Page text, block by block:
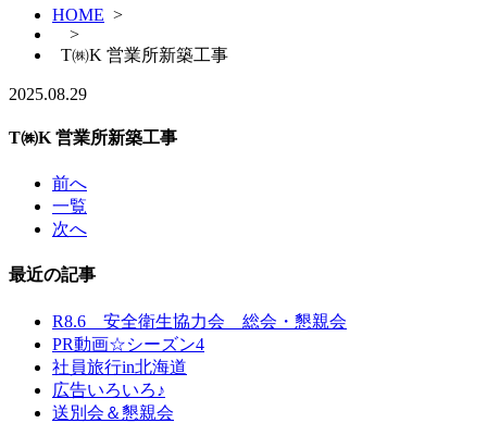
HOME >
>
T㈱K 営業所新築工事
2025.08.29
T㈱K 営業所新築工事
前へ
一覧
次へ
最近の記事
R8.6 安全衛生協力会 総会・懇親会
PR動画☆シーズン4
社員旅行in北海道
広告いろいろ♪
送別会＆懇親会